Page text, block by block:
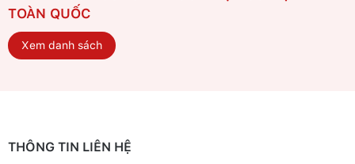
TOÀN QUỐC
Xem danh sách
THÔNG TIN LIÊN HỆ